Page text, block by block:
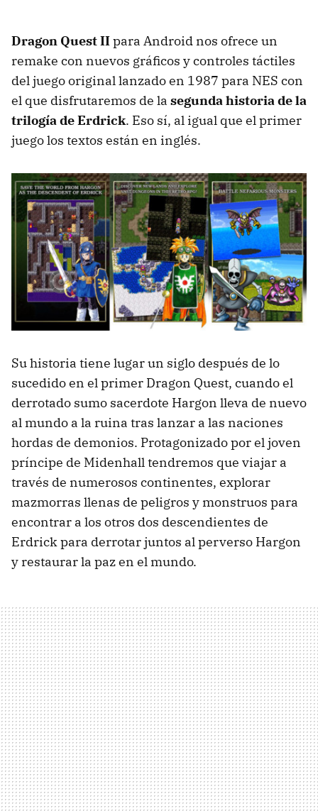
Dragon Quest IIpara Android nos ofrece un
remake con nuevos gráficos y controles táctiles
del juego original lanzado en 1987 para NES con
el que disfrutaremos de la segunda historia de la
trilogía de Erdrick. Eso sí, al igual que el primer
juego los textos están en inglés.
Su historia tiene lugar un siglo después de lo
sucedido en el primer Dragon Quest, cuando el
derrotado sumo sacerdote Hargon lleva de nuevo
al mundo a la ruina tras lanzar a las naciones
hordas de demonios. Protagonizado por el joven
príncipe de Midenhall tendremos que viajar a
través de numerosos continentes, explorar
mazmorras llenas de peligros y monstruos para
encontrar a los otros dos descendientes de
Erdrick para derrotar juntos al perverso Hargon
y restaurar la paz en el mundo.